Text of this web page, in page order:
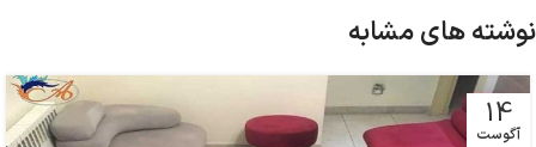
نوشته های مشابه
14
آگوست